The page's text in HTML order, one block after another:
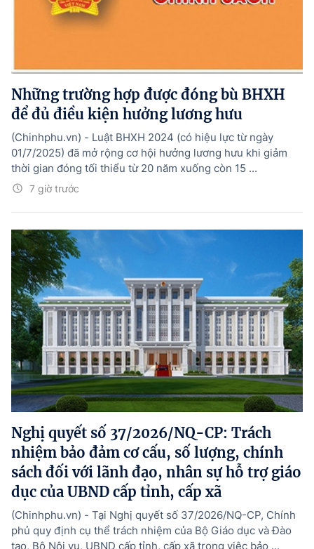
Những trường hợp được đóng bù BHXH
để đủ điều kiện hưởng lương hưu
7 giờ trước
(Chinhphu.vn) - Luật BHXH 2024 (có hiệu lực từ ngày
01/7/2025) đã mở rộng cơ hội hưởng lương hưu khi giảm
thời gian đóng tối thiểu từ 20 năm xuống còn 15 ...
Nghị quyết số 37/2026/NQ-CP: Trách
nhiệm bảo đảm cơ cấu, số lượng, chính
sách đối với lãnh đạo, nhân sự hỗ trợ giáo
dục của UBND cấp tỉnh, cấp xã
(Chinhphu.vn) - Tại Nghị quyết số 37/2026/NQ-CP, Chính
phủ quy định cụ thể trách nhiệm của Bộ Giáo dục và Đào
tạo, Bộ Nội vụ, UBND cấp tỉnh, cấp xã trong việc bảo ...